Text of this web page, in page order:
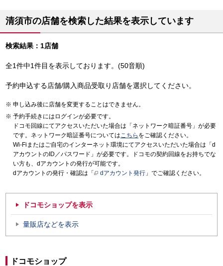
清須市の店舗を検索した結果を表示しています
検索結果：1店舗
全1件中1件目を表示しております。(50音順)
予約申込する店舗/購入商品受取り店舗を選択してください。
申し込み後に店舗を変更することはできません。
予約手続きにはログインが必要です。
ドコモ回線にてアクセスいただいた場合は「ネットワーク暗証番号」が必要
です。ネットワーク暗証番号についてはこちら をご確認ください。
Wi-Fiまたはご自宅のインターネット環境にてアクセスいただいた場合は「d
アカウントのID／パスワード」が必要です。ドコモの契約回線をお持ちでな
い方も、dアカウントの発行が可能です。
dアカウントの発行・確認は「
dアカウント発行 」でご確認ください。
ドコモショップを表示
量販店などを表示
ドコモショップ